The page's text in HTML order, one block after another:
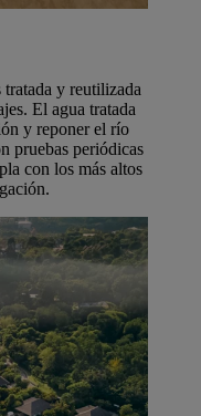
tratada y reutilizada
El agua tratada
y reponer el río
pruebas periódicas
con los más altos